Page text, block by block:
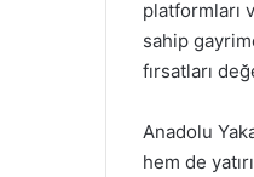
platformları
sahip
fırsatları
Anadolu
hem de